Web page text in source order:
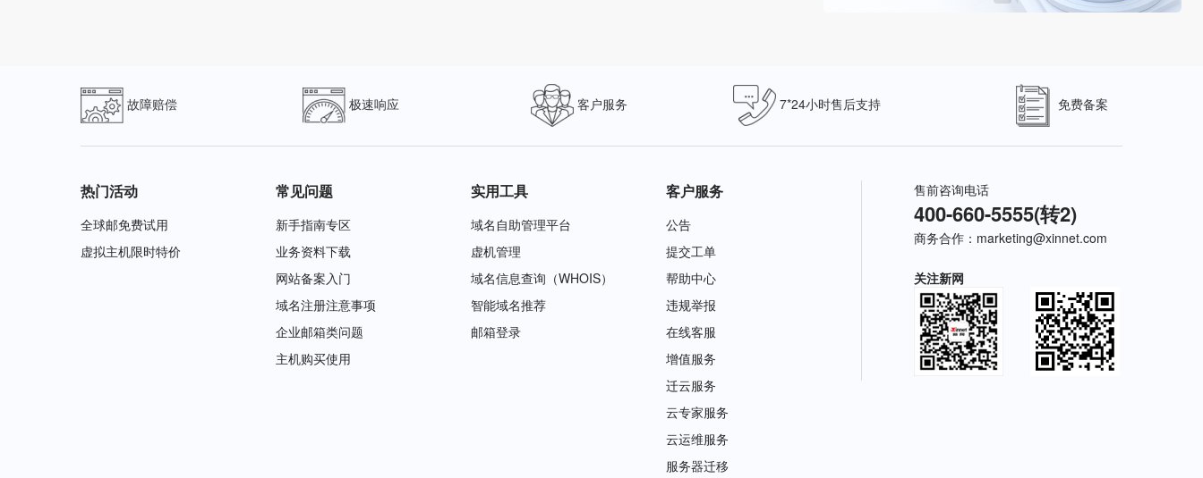
故障赔偿 极速响应 客户服务 7*24小时售后支持 免费备案
热门活动
全球邮免费试用
虚拟主机限时特价
常见问题
新手指南专区
业务资料下载
网站备案入门
域名注册注意事项
企业邮箱类问题
主机购买使用
实用工具
域名自助管理平台
虚机管理
域名信息查询（WHOIS）
智能域名推荐
邮箱登录
客户服务
公告
提交工单
帮助中心
违规举报
在线客服
增值服务
迁云服务
云专家服务
云运维服务
服务器迁移
售前咨询电话
400-660-5555(转2)
商务合作： marketing@xinnet.com
关注新网